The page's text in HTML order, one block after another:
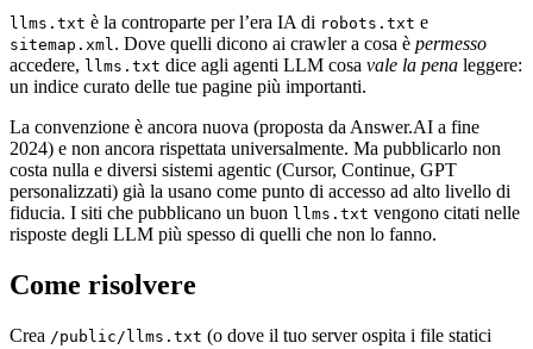
llms.txt è la controparte per l’era IA di robots.txt e
sitemap.xml. Dove quelli dicono ai crawler a cosa è permesso
accedere, llms.txt dice agli agenti LLM cosa vale la pena leggere:
un indice curato delle tue pagine più importanti.
La convenzione è ancora nuova (proposta da Answer.AI a fine
2024) e non ancora rispettata universalmente. Ma pubblicarlo non
costa nulla e diversi sistemi agentic (Cursor, Continue, GPT
personalizzati) già la usano come punto di accesso ad alto livello di
fiducia. I siti che pubblicano un buon llms.txt vengono citati nelle
risposte degli LLM più spesso di quelli che non lo fanno.
Come risolvere
Crea /public/llms.txt (o dove il tuo server ospita i file statici